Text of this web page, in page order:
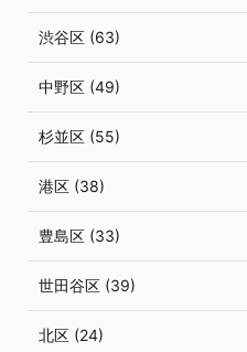
渋谷区 (63)
中野区 (49)
杉並区 (55)
港区 (38)
豊島区 (33)
世田谷区 (39)
北区 (24)